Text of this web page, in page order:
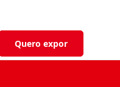
Quero expor